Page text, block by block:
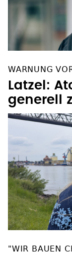
WARNUNG
Latzel:
generell
"WIR BAUEN